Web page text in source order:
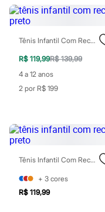
Inverno
Novidades
Roupas menina
0 a 24 meses
4 a 12 anos
10 a 16 anos
Roupas menino
0 a 24 meses
10 a 16 anos
Acessórios
Recém-nascido
Bolsas e Mochilas
Chapéus
Calçados
Botas
Chinelos
Tênis Infantil Com Recortes Preto
R$ 119,99R$ 139,99
4 a 12 anos
2 por R$ 199
Tênis Infantil Com Recortes Preto
+ 3 cores
R$ 119,99